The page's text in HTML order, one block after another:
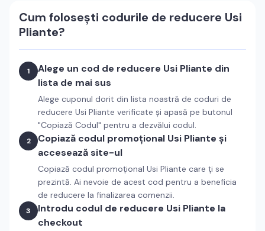
Cum folosești codurile de reducere Usi
Pliante?
1 Alege un cod de reducere Usi Pliante din
lista de mai sus
Alege cuponul dorit din lista noastră de coduri de
reducere Usi Pliante verificate și apasă pe butonul
"Copiază Codul" pentru a dezvălui codul.
2 Copiază codul promoțional Usi Pliante și
accesează site-ul
Copiază codul promoțional Usi Pliante care ți se
prezintă. Ai nevoie de acest cod pentru a beneficia
de reducere la finalizarea comenzii.
3 Introdu codul de reducere Usi Pliante la
checkout